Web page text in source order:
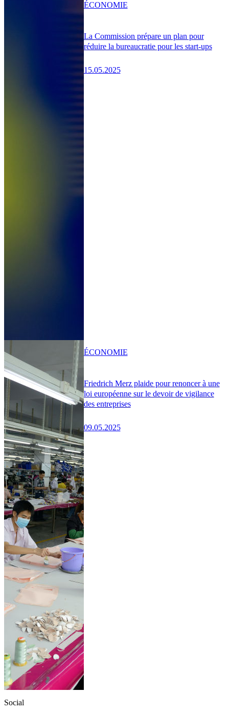
La Commission prépare un plan pour
réduire la bureaucratie pour les start-ups
15.05.2025
ÉCONOMIE
Friedrich Merz plaide pour renoncer à une
loi européenne sur le devoir de vigilance
des entreprises
09.05.2025
ÉCONOMIE
Social